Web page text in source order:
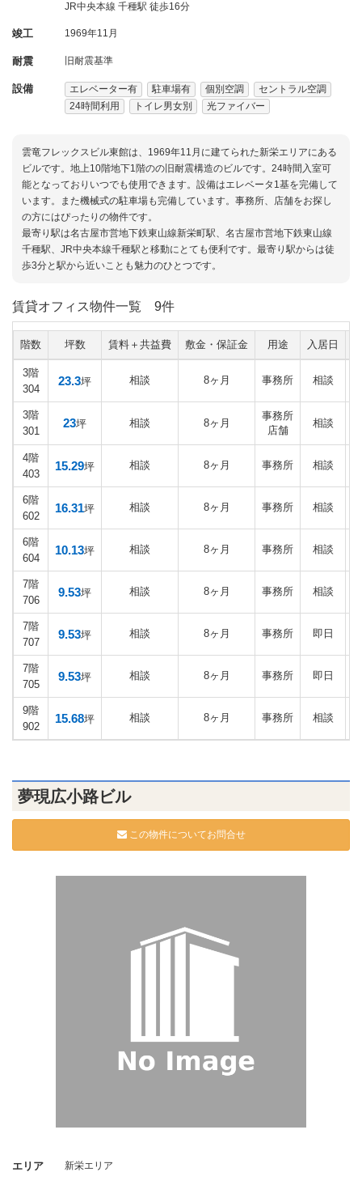
JR中央本線 千種駅 徒歩16分
竣工 1969年11月
耐震 旧耐震基準
設備 エレベーター有 駐車場有 個別空調
セントラル空調
24時間利用
トイレ男女別 光ファイバー
雲竜フレックスビル東館は、1969年11月に建てられた新栄エリアにある
ビルです。地上10階地下1階のの旧耐震構造のビルです。24時間入室可
能となっておりいつでも使用できます。設備はエレベータ1基を完備して
います。また機械式の駐車場も完備しています。事務所、店舗をお探し
の方にはぴったりの物件です。
最寄り駅は名古屋市営地下鉄東山線新栄町駅、名古屋市営地下鉄東山線
千種駅、JR中央本線千種駅と移動にとても便利です。最寄り駅からは徒
歩3分と駅から近いことも魅力のひとつです。
賃貸オフィス物件一覧 9件
階数 坪数 賃料＋共益費 敷金・保証金 用途 入居日
3階
304
23.3坪 相談 8ヶ月 事務所 相談
3階
301
23坪 相談 8ヶ月
事務所
店舗
相談
4階
403
15.29坪 相談 8ヶ月 事務所 相談
6階
602
16.31坪 相談 8ヶ月 事務所 相談
6階
604
10.13坪 相談 8ヶ月 事務所 相談
7階
706
9.53坪 相談 8ヶ月 事務所 相談
7階
707
9.53坪 相談 8ヶ月 事務所 即日
7階
705
9.53坪 相談 8ヶ月 事務所 即日
9階
902
15.68坪 相談 8ヶ月 事務所 相談
夢現広小路ビル
この物件についてお問合せ
エリア 新栄エリア